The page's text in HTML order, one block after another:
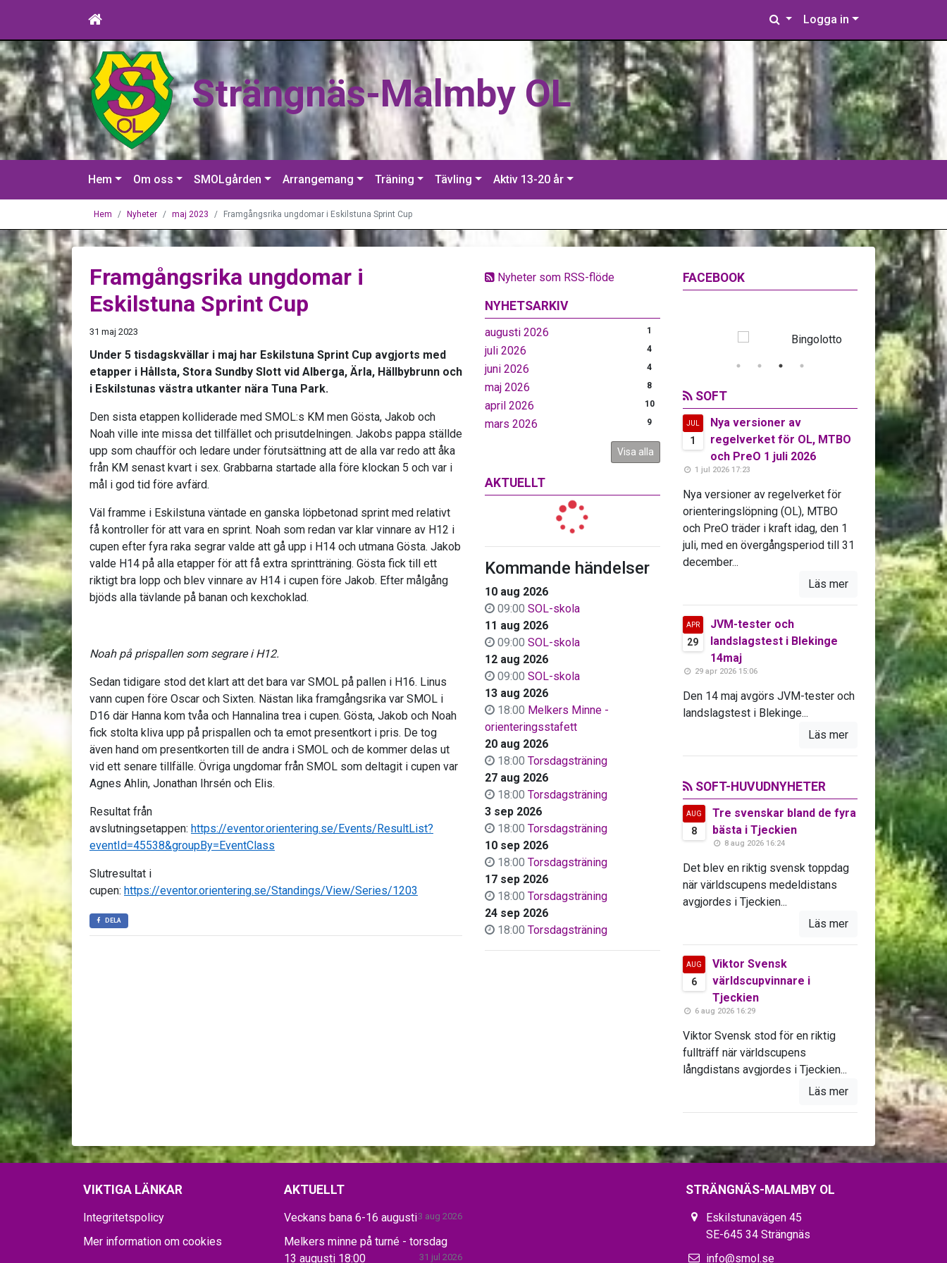
Logga in
Strängnäs-Malmby OL
Hem Om oss SMOLgården Arrangemang Träning Tävling Aktiv 13-20 år
Hem Nyheter maj 2023 Framgångsrika ungdomar i Eskilstuna Sprint Cup
Nyheter som RSS-flöde
NYHETSARKIV
augusti 2026 1
juli 2026 4
juni 2026 4
maj 2026 8
april 2026 10
mars 2026 9
Visa alla
AKTUELLT
Kommande händelser
10 aug 2026
09:00 SOL-skola
11 aug 2026
09:00 SOL-skola
12 aug 2026
09:00 SOL-skola
13 aug 2026
18:00 Melkers Minne -
orienteringsstafett
20 aug 2026
18:00 Torsdagsträning
27 aug 2026
18:00 Torsdagsträning
3 sep 2026
18:00 Torsdagsträning
10 sep 2026
18:00 Torsdagsträning
17 sep 2026
18:00 Torsdagsträning
24 sep 2026
18:00 Torsdagsträning
Framgångsrika ungdomar i
Eskilstuna Sprint Cup
31 maj 2023
Under 5 tisdagskvällar i maj har Eskilstuna Sprint Cup avgjorts med
etapper i Hållsta, Stora Sundby Slott vid Alberga, Ärla, Hällbybrunn och
i Eskilstunas västra utkanter nära Tuna Park.
Den sista etappen kolliderade med SMOL:s KM men Gösta, Jakob och
Noah ville inte missa det tillfället och prisutdelningen. Jakobs pappa ställde
upp som chaufför och ledare under förutsättning att de alla var redo att åka
från KM senast kvart i sex. Grabbarna startade alla före klockan 5 och var i
mål i god tid före avfärd.
Väl framme i Eskilstuna väntade en ganska löpbetonad sprint med relativt
få kontroller för att vara en sprint. Noah som redan var klar vinnare av H12 i
cupen efter fyra raka segrar valde att gå upp i H14 och utmana Gösta. Jakob
valde H14 på alla etapper för att få extra sprintträning. Gösta fick till ett
riktigt bra lopp och blev vinnare av H14 i cupen före Jakob. Efter målgång
bjöds alla tävlande på banan och kexchoklad.
Noah på prispallen som segrare i H12.
Sedan tidigare stod det klart att det bara var SMOL på pallen i H16. Linus
vann cupen före Oscar och Sixten. Nästan lika framgångsrika var SMOL i
D16 där Hanna kom tvåa och Hannalina trea i cupen. Gösta, Jakob och Noah
fick stolta kliva upp på prispallen och ta emot presentkort i pris. De tog
även hand om presentkorten till de andra i SMOL och de kommer delas ut
vid ett senare tillfälle. Övriga ungdomar från SMOL som deltagit i cupen var
Agnes Ahlin, Jonathan Ihrsén och Elis.
Resultat från
avslutningsetappen: https://eventor.orientering.se/Events/ResultList?
eventId=45538&groupBy=EventClass
Slutresultat i
cupen: https://eventor.orientering.se/Standings/View/Series/1203
DELA
FACEBOOK
SOFT
JUL
1
Nya versioner av
regelverket för OL, MTBO
och PreO 1 juli 2026
1 jul 2026 17:23
Nya versioner av regelverket för
orienteringslöpning (OL), MTBO
och PreO träder i kraft idag, den 1
juli, med en övergångsperiod till 31
december...
Läs mer
APR
29
JVM-tester och
landslagstest i Blekinge
14maj
29 apr 2026 15:06
Den 14 maj avgörs JVM-tester och
landslagstest i Blekinge...
Läs mer
SOFT-HUVUDNYHETER
AUG
8
Tre svenskar bland de fyra
bästa i Tjeckien
8 aug 2026 16:24
Det blev en riktig svensk toppdag
när världscupens medeldistans
avgjordes i Tjeckien...
Läs mer
AUG
6
Viktor Svensk
världscupvinnare i
Tjeckien
6 aug 2026 16:29
Viktor Svensk stod för en riktig
fullträff när världscupens
långdistans avgjordes i Tjeckien...
Läs mer
VIKTIGA LÄNKAR
Integritetspolicy
Mer information om cookies
AKTUELLT
Veckans bana 6-16 augusti3 aug 2026
Melkers minne på turné - torsdag
13 augusti 18:00
31 jul 2026
STRÄNGNÄS-MALMBY OL
Eskilstunavägen 45
SE-645 34 Strängnäs
info@smol.se